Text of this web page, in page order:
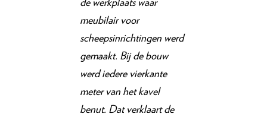
meubilair voor
scheepsinrichtingen werd
gemaakt. Bij de bouw
werd iedere vierkante
meter van het kavel
benut. Dat verklaart de